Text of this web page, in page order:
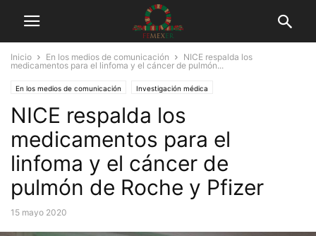
Inicio En los medios de comunicación
NICE respalda los
medicamentos para el linfoma y el cáncer de pulmón...
En los medios de comunicación Investigación médica
NICE respalda los
medicamentos para el
linfoma y el cáncer de
pulmón de Roche y Pfizer
15 mayo 2020